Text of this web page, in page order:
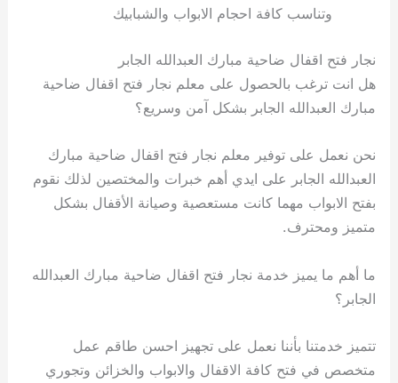
وتناسب كافة احجام الابواب والشبابيك
نجار فتح اقفال ضاحية مبارك العبدالله الجابر
هل انت ترغب بالحصول على معلم نجار فتح اقفال ضاحية
مبارك العبدالله الجابر بشكل آمن وسريع؟
نحن نعمل على توفير معلم نجار فتح اقفال ضاحية مبارك
العبدالله الجابر على ايدي أهم خبرات والمختصين لذلك نقوم
بفتح الابواب مهما كانت مستعصية وصيانة الأقفال بشكل
متميز ومحترف.
ما أهم ما يميز خدمة نجار فتح اقفال ضاحية مبارك العبدالله
الجابر؟
تتميز خدمتنا بأننا نعمل على تجهيز احسن طاقم عمل
متخصص في فتح كافة الاقفال والابواب والخزائن وتجوري